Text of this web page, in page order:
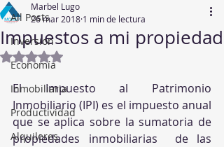
All Posts
Inversion
Economía
Inmobiliaria
Productividad
Alquileres
Impuestos a mi propiedad
Marbel Lugo
26 mar 2018 1 min de lectura
Obtuvo NaN de 5 estrellas.
El Impuesto al Patrimonio
Inmobiliario (IPI) es el impuesto anual
que se aplica sobre la sumatoria de
propiedades inmobiliarias  de las